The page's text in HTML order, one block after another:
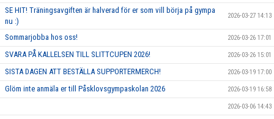
SE HIT! Träningsavgiften är halverad för er som vill börja på gympa
nu :)
2026-03-27 14:13
Sommarjobba hos oss! 2026-03-26 17:01
SVARA PÅ KALLELSEN TILL SLITTCUPEN 2026! 2026-03-26 15:01
SISTA DAGEN ATT BESTÄLLA SUPPORTERMERCH! 2026-03-19 17:00
Glöm inte anmäla er till Påsklovsgympaskolan 2026 2026-03-19 16:58
2026-03-06 14:43